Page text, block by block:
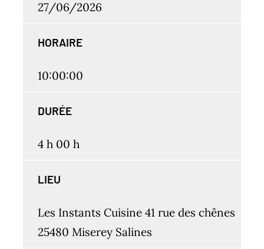
27/06/2026
HORAIRE
10:00:00
DURÉE
4 h 00 h
LIEU
Les Instants Cuisine 41 rue des chênes
25480 Miserey Salines